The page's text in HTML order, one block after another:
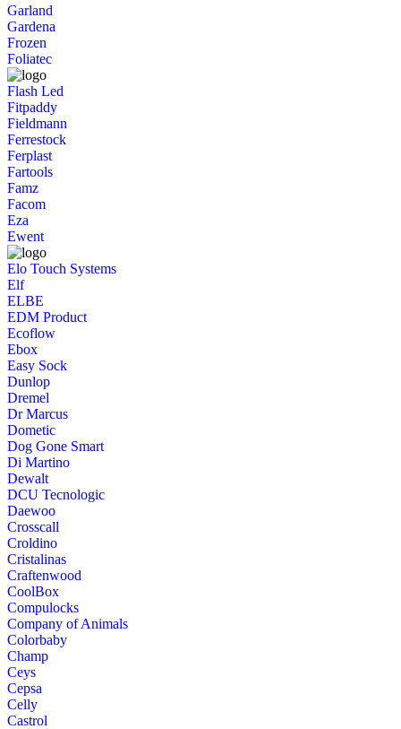
Garland
Gardena
Frozen
Foliatec
Flash Led
Fitpaddy
Fieldmann
Ferrestock
Ferplast
Fartools
Famz
Facom
Eza
Ewent
Elo Touch Systems
Elf
ELBE
EDM Product
Ecoflow
Ebox
Easy Sock
Dunlop
Dremel
Dr Marcus
Dometic
Dog Gone Smart
Di Martino
Dewalt
DCU Tecnologic
Daewoo
Crosscall
Croldino
Cristalinas
Craftenwood
CoolBox
Compulocks
Company of Animals
Colorbaby
Champ
Ceys
Cepsa
Celly
Castrol